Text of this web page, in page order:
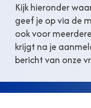
Kijk hieronder
geef je op via de
ook voor
krijgt na je
bericht van onze